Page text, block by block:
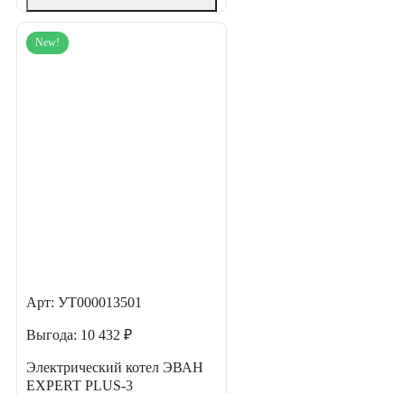
New!
Арт: УТ000013501
Выгода: 10 432 ₽
Электрический котел ЭВАН
EXPERT PLUS-3